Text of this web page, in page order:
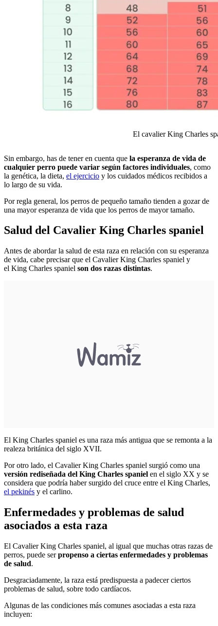
El cavalier King Charles
Sin embargo, has de tener en cuenta que la esperanza de vida de
cualquier perro puede variar según factores individuales, como
la genética, la dieta, el ejercicio y los cuidados médicos recibidos a
lo largo de su vida.
Por regla general, los perros de pequeño tamaño tienden a gozar de
una mayor esperanza de vida que los perros de mayor tamaño.
Salud del Cavalier King Charles spaniel
Antes de abordar la salud de esta raza en relación con su esperanza
de vida, cabe precisar que el Cavalier King Charles spaniel y
el King Charles spaniel son dos razas distintas.
El King Charles spaniel es una raza más antigua que se remonta a la
realeza británica del siglo XVII.
Por otro lado, el Cavalier King Charles spaniel surgió como una
versión rediseñada del King Charles spaniel en el siglo XX y se
considera que podría haber surgido del cruce entre el King Charles,
el pekinés y el carlino.
Enfermedades y problemas de salud
asociados a esta raza
El Cavalier King Charles spaniel, al igual que muchas otras razas de
perros, puede serpropenso a ciertas enfermedades y problemas
de salud.
Desgraciadamente, la raza está predispuesta a padecer ciertos
problemas de salud, sobre todo cardíacos.
Algunas de las condiciones más comunes asociadas a esta raza
incluyen: